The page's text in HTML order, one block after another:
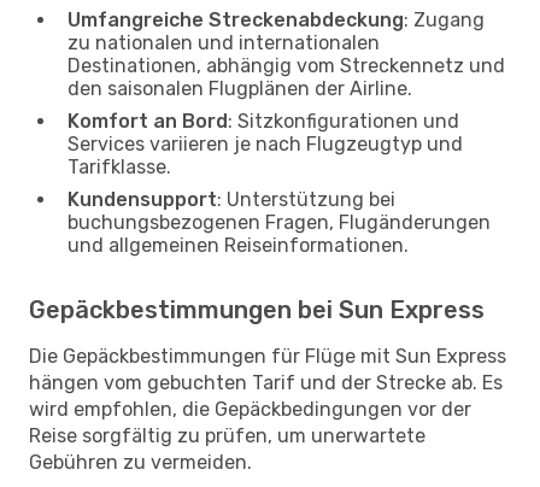
Umfangreiche Streckenabdeckung: Zugang
zu nationalen und internationalen
Destinationen, abhängig vom Streckennetz und
den saisonalen Flugplänen der Airline.
Komfort an Bord: Sitzkonfigurationen und
Services variieren je nach Flugzeugtyp und
Tarifklasse.
Kundensupport: Unterstützung bei
buchungsbezogenen Fragen, Flugänderungen
und allgemeinen Reiseinformationen.
Gepäckbestimmungen bei Sun Express
Die Gepäckbestimmungen für Flüge mit Sun Express
hängen vom gebuchten Tarif und der Strecke ab. Es
wird empfohlen, die Gepäckbedingungen vor der
Reise sorgfältig zu prüfen, um unerwartete
Gebühren zu vermeiden.